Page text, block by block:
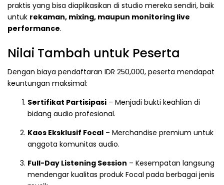
praktis yang bisa diaplikasikan di studio mereka sendiri, baik
untuk rekaman, mixing, maupun monitoring live
performance.
Nilai Tambah untuk Peserta
Dengan biaya pendaftaran IDR 250,000, peserta mendapat
keuntungan maksimal:
Sertifikat Partisipasi – Menjadi bukti keahlian di
bidang audio profesional.
Kaos Eksklusif Focal – Merchandise premium untuk
anggota komunitas audio.
Full-Day Listening Session – Kesempatan langsung
mendengar kualitas produk Focal pada berbagai jenis